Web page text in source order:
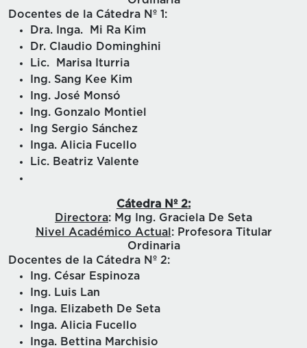
Docentes de la Cátedra Nº 1:
Dra. Inga. Mi Ra Kim
Dr. Claudio Dominghini
Lic. Marisa Iturria
Ing. Sang Kee Kim
Ing. José Monsó
Ing. Gonzalo Montiel
Ing Sergio Sánchez
Inga. Alicia Fucello
Lic. Beatriz Valente
Cátedra Nº 2:
Directora: Mg Ing. Graciela De Seta
Nivel Académico Actual : Profesora Titular
Ordinaria
Docentes de la Cátedra Nº 2:
Ing. César Espinoza
Ing. Luis Lan
Inga. Elizabeth De Seta
Inga. Alicia Fucello
Inga. Bettina Marchisio